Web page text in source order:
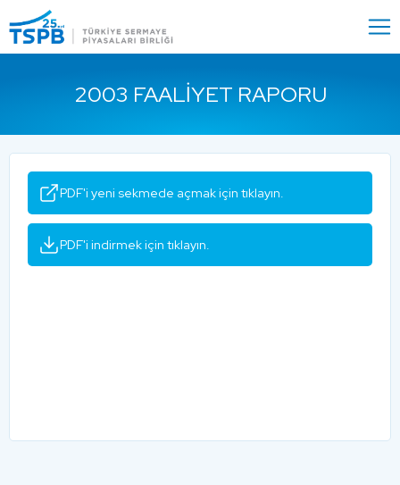
Close
2003 FAALIYET RAPORU
PDF'i yeni sekmede açmak için tıklayın.
PDF'i indirmek için tıklayın.